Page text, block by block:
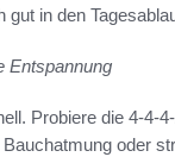
in den
Entspannung
Probiere die 4-4-
oder